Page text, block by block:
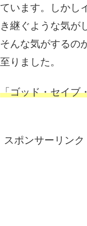
います。しかし
継ぐような気が
んな気がする
りました。
「ゴッド・セイブ
スポンサーリンク